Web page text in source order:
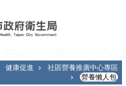
健康促進
社區營養推廣中心專區
營養懶人包